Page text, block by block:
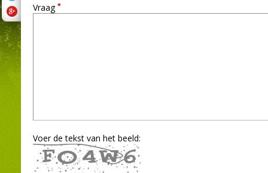
Vraag *
Voer de tekst van het beeld: